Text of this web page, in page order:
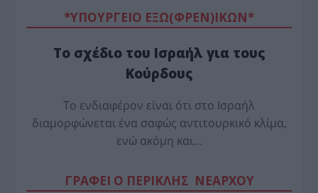
*ΥΠΟΥΡΓΕΙΟ ΕΞΩ(ΦΡΕΝ)ΙΚΩΝ*
Το σχέδιο του Ισραήλ για τους
Κούρδους
Το ενδιαφέρον είναι ότι στο Ισραήλ
διαμορφώνεται ένα σαφώς αντιτουρκικό κλίμα,
ενώ ακόμη και…
ΓΡΑΦΕΙ Ο ΠΕΡΙΚΛΗΣ ΝΕΑΡΧΟΥ